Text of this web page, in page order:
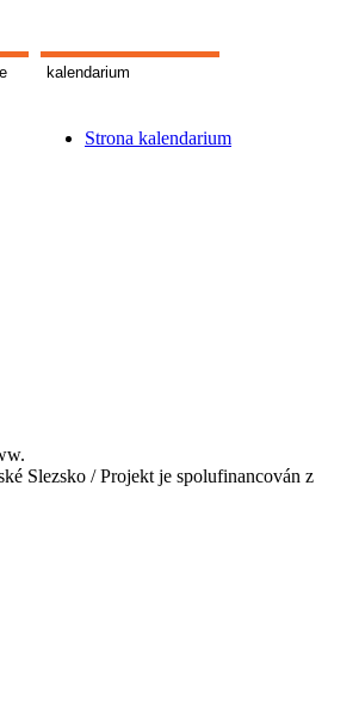
kalendarium
Strona kalendarium
Slezsko / Projekt je spolufinancován z